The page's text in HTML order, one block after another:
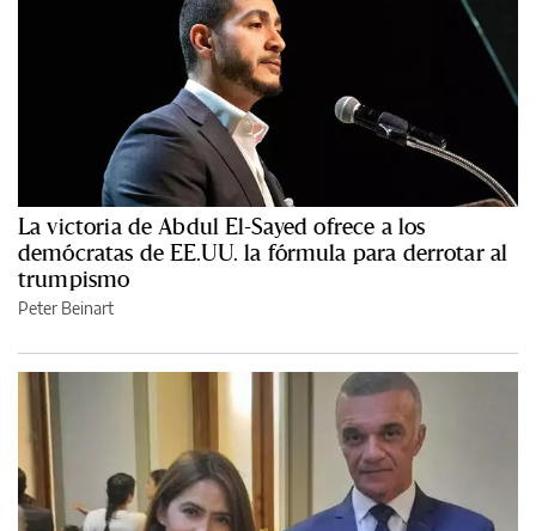
La victoria de Abdul El-Sayed ofrece a los
demócratas de EE.UU. la fórmula para derrotar al
trumpismo
Peter Beinart